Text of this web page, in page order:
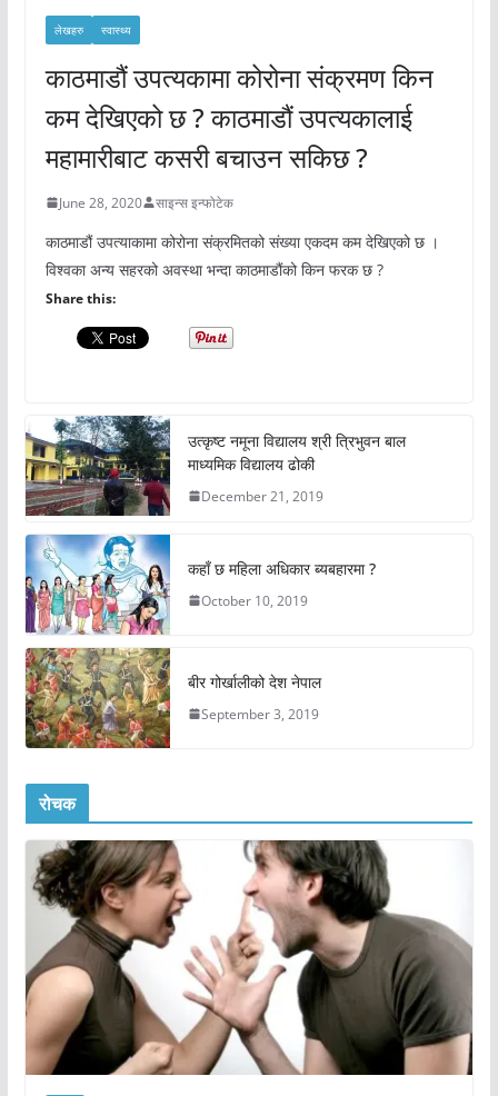
लेखहरु स्वास्थ्य
काठमाडौं उपत्यकामा कोरोना संक्रमण किन
कम देखिएको छ ? काठमाडौं उपत्यकालाई
महामारीबाट कसरी बचाउन सकिछ ?
June 28, 2020 साइन्स इन्फोटेक
काठमाडौं उपत्याकामा कोरोना संक्रमितको संख्या एकदम कम देखिएको छ ।
विश्वका अन्य सहरको अवस्था भन्दा काठमाडौंको किन फरक छ ?
Share this:
उत्कृष्ट नमूना विद्यालय श्री त्रिभुवन बाल
माध्यमिक विद्यालय ढोकी
December 21, 2019
कहाँ छ महिला अधिकार ब्यबहारमा ?
October 10, 2019
बीर गोर्खालीको देश नेपाल
September 3, 2019
रोचक